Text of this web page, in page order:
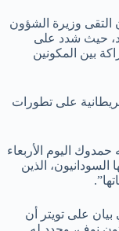
التقى وزيرة الشؤون
حيث شدد على
بين المكونين
على تطورات
حمدوك اليوم الأربعاء
السودانيون، الذين
على تويتر أن